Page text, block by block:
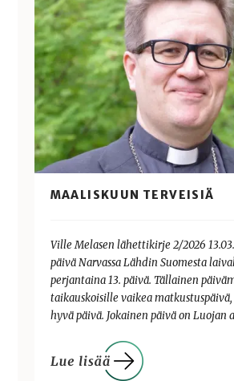
MAALISKUUN TERVEISIÄ
Ville Melasen lähettikirje 2/2026
päivä Narvassa Lähdin Suomesta
perjantaina 13. päivä. Tällainen
taikauskoisille vaikea
hyvä päivä. Jokainen päivä on Luojan